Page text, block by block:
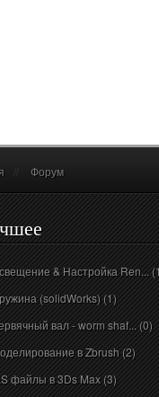
Форум
& Настройка Ren...
(solidWorks) (1)
вал - worm shaf... (0)
в Zbrush (2)
файлы в 3Ds Max (3)